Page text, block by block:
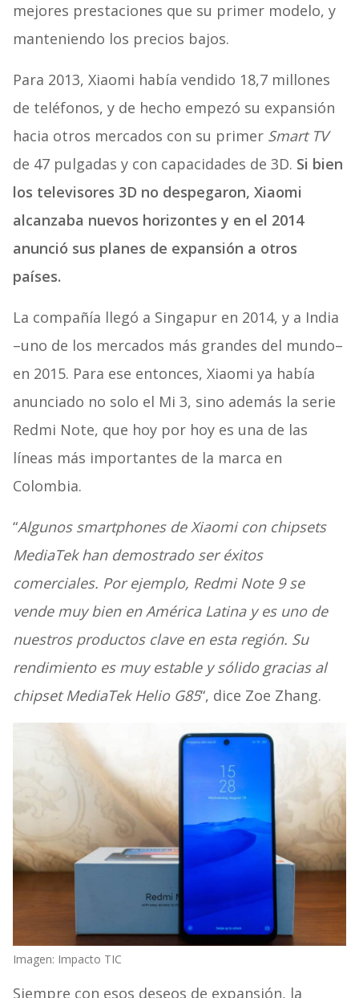
mejores prestaciones que su primer modelo, y
manteniendo los precios bajos.
Para 2013, Xiaomi había vendido 18,7 millones
de teléfonos, y de hecho empezó su expansión
hacia otros mercados con su primer Smart TV
de 47 pulgadas y con capacidades de 3D. Si bien
los televisores 3D no despegaron, Xiaomi
alcanzaba nuevos horizontes y en el 2014
anunció sus planes de expansión a otros
países.
La compañía llegó a Singapur en 2014, y a India
–uno de los mercados más grandes del mundo–
en 2015. Para ese entonces, Xiaomi ya había
anunciado no solo el Mi 3, sino además la serie
Redmi Note, que hoy por hoy es una de las
líneas más importantes de la marca en
Colombia.
“Algunos smartphones de Xiaomi con chipsets
MediaTek han demostrado ser éxitos
comerciales. Por ejemplo, Redmi Note 9 se
vende muy bien en América Latina y es uno de
nuestros productos clave en esta región. Su
rendimiento es muy estable y sólido gracias al
chipset MediaTek Helio G85“, dice Zoe Zhang.
Imagen: Impacto TIC
Siempre con esos deseos de expansión, la